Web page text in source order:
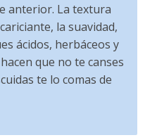
anterior. La textura
la suavidad,
ácidos, herbáceos y
que no te canses
te lo comas de